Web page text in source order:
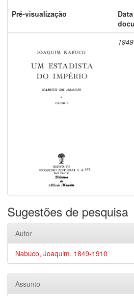
Pré-visualização
1949
Sugestões de pesquisa
Autor
Nabuco, Joaquim, 1849-1910
Assunto